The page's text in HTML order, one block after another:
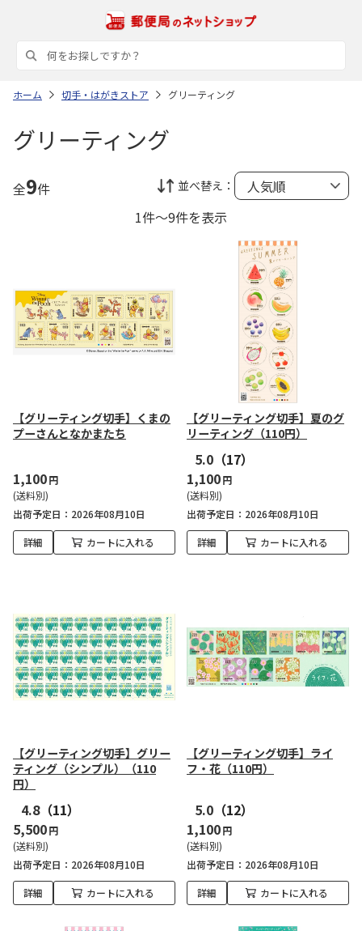
ホーム 切手・はがきストア グリーティング
グリーティング
全9件 並べ替え：
1件～9件を表示
【グリーティング切手】くまの
プーさんとなかまたち
1,100円
(送料別)
出荷予定日
2026年08月10日
詳細 カートに入れる
【グリーティング切手】夏のグ
リーティング（110円）
5.0 （17）
1,100円
(送料別)
出荷予定日
2026年08月10日
詳細 カートに入れる
【グリーティング切手】グリー
ティング（シンプル）（110
円）
4.8（11）
5,500円
(送料別)
出荷予定日
2026年08月10日
詳細 カートに入れる
【グリーティング切手】ライ
フ・花（110円）
5.0 （12）
1,100円
(送料別)
出荷予定日
2026年08月10日
詳細 カートに入れる